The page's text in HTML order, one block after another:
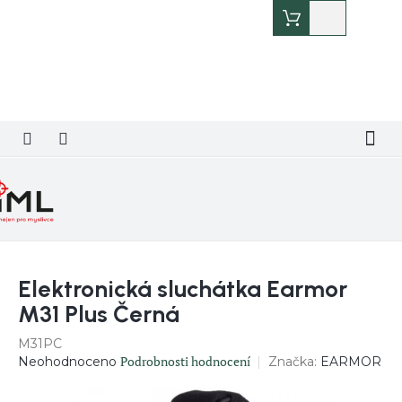
košík
Elektronická sluchátka Earmor
M31 Plus Černá
M31PC
Průměrné
Neohodnoceno Podrobnosti hodnocení Značka: EARMOR